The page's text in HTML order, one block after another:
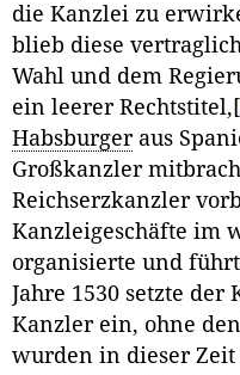
die Kanzlei zu
blieb diese
Wahl und dem
ein leerer Rechtstitel, [
Habsburgeraus
Großkanzler
Reichserzkanzler
Kanzleigeschäfte im
organisierte und
Jahre 1530 setzte der
Kanzler ein, ohne
wurden in dieser